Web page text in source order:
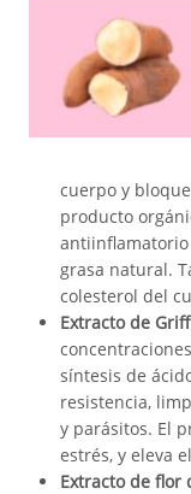
cuerpo y
producto
grasa natural.
colesterol del
Extracto de
síntesis de
resistencia,
y parásitos. El
estrés, y eleva
Extracto de flor